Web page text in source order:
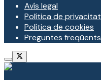
Avís legal
Política de privacitat
Política de cookies
Preguntes freqüents